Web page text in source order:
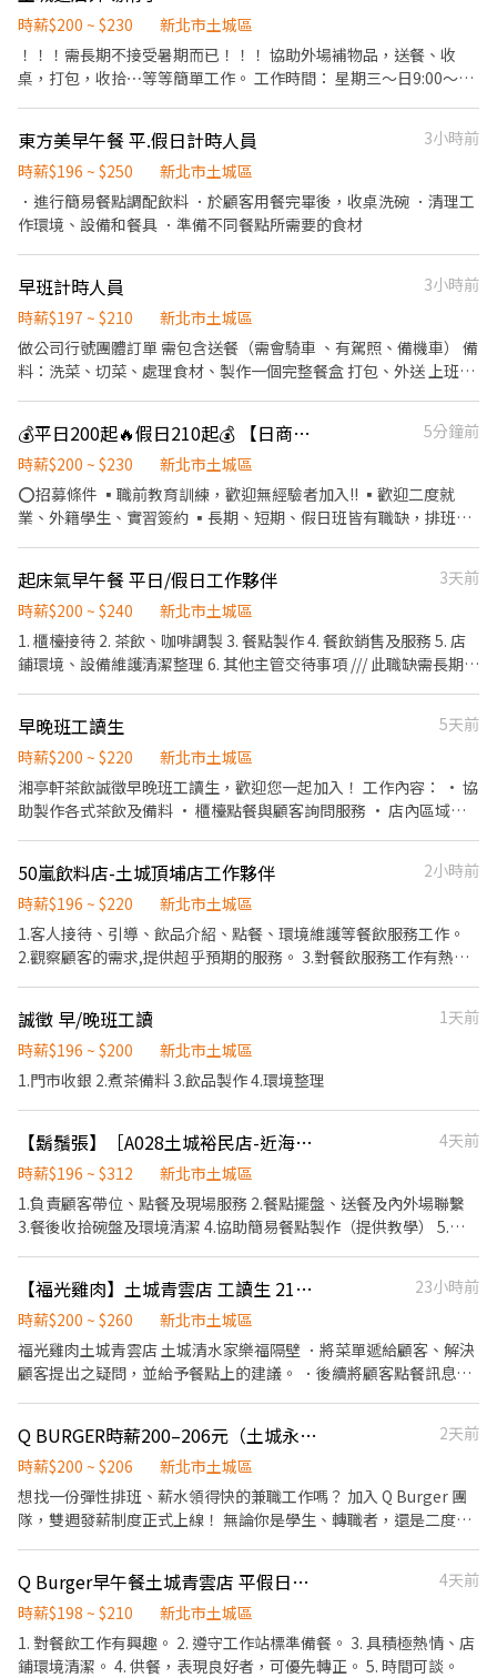
飪中之準備工作與其他餐廳相關事務。 ．負責洗、剝、削、切各種
食材。 ．負責清理工作環境、設備和餐具。 ．準備不同餐點所需要
的食材。 ．協助測量食材的容量與重量。 ．負責擺盤、打包外帶服
時薪$200 ~ $230
新北市土城區
！！！需長期不接受暑期而已！！！ 協助外場補物品，送餐、收
桌，打包，收拾⋯等等簡單工作。 工作時間： 星期三～日9:00～
東方美早午餐 平.假日計時人員
3小時前
時薪$196 ~ $250
新北市土城區
．進行簡易餐點調配飲料 ．於顧客用餐完畢後，收桌洗碗 ．清理工
作環境、設備和餐具 ．準備不同餐點所需要的食材
早班計時人員
3小時前
時薪$197 ~ $210
新北市土城區
做公司行號團體訂單 需包含送餐（需會騎車 、有駕照、備機車） 備
料：洗菜、切菜、處理食材、製作一個完整餐盒 打包、外送 上班時
💰平日200起🔥假日210起💰 【日商壽司郎】土城日月光店-兼職人員🌟歡迎二度就業、短期兼職、長期兼職🌟
5分鐘前
時薪$200 ~ $230
新北市土城區
⭕招募條件 ▪職前教育訓練，歡迎無經驗者加入!! ▪歡迎二度就
業、外籍學生、實習簽約 ▪長期、短期、假日班皆有職缺，排班彈
期活動競賽獎金 ▪一年4次考核及調薪 ▪加班費5分鐘為單位計算
⭕工作內容 ▪內場 商品進貨、準備、整理→料理製作→提供餐點→
餐具清洗→庫存盤點、出貨 等 ⭕企業魅力 ▪「以人為本」注重團
隊合作及交流，採納同仁的意見，提升參與感 ▪除學習到日本商業
禮儀、衛生知識及專業的烹飪技巧，還可接觸店鋪的經營管理，例
力及成果將有升遷加薪的機會 ▪享有完善的福利制度，加班費為5
分鐘為單位計算，重視員工的辛勤付出 ▪計畫拓展全台灣，讓更多
起床氣早午餐 平日/假日工作夥伴
3天前
時薪$200 ~ $240
新北市土城區
1. 櫃檯接待 2. 茶飲、咖啡調製 3. 餐點製作 4. 餐飲銷售及服務 5. 店
鋪環境、設備維護清潔整理 6. 其他主管交待事項 /// 此職缺需長期，
早晚班工讀生
5天前
時薪$200 ~ $220
新北市土城區
湘亭軒茶飲誠徵早晚班工讀生，歡迎您一起加入！ 工作內容： • 協
助製作各式茶飲及備料 • 櫃檯點餐與顧客詢問服務 • 店內區域的
合作氛圍 • 員工年終尾牙聚餐 • 不定時零嘴點心投餵 • 享勞健保
沒有經驗也能獲得訓練與指導，快來嘗試看看！
50嵐飲料店-土城頂埔店工作夥伴
2小時前
時薪$196 ~ $220
新北市土城區
1.客人接待、引導、飲品介紹、點餐、環境維護等餐飲服務工作。
2.觀察顧客的需求,提供超乎預期的服務。 3.對餐飲服務工作有熱
可)。 7.時段可談。 8.Google map 地圖有異，正確位子頂埔國小對
面。 工作地點:土城與萬華。
誠徵 早/晚班工讀
1天前
時薪$196 ~ $200
新北市土城區
1.門市收銀 2.煮茶備料 3.飲品製作 4.環境整理
【鬍鬚張】［A028土城裕民店-近海山捷運］餐飲(計時)服務人員
4天前
時薪$196 ~ $312
新北市土城區
1.負責顧客帶位、點餐及現場服務 2.餐點擺盤、送餐及內外場聯繫
3.餐後收拾碗盤及環境清潔 4.協助簡易餐點製作（提供教學） 5.結
配合門市排班（含假日） 【工作時間】（排班制） 09:00－14:00
11:00－14:00 17:00－21:00 18:00－21:00 21:00－23:00 21:00－
01:30 (實際排班依門市需求安排）
【福光雞肉】土城青雲店 工讀生 210/h起
23小時前
時薪$200 ~ $260
新北市土城區
福光雞肉土城青雲店 土城清水家樂福隔壁 ．將菜單遞給顧客、解決
顧客提出之疑問，並給予餐點上的建議。 ．後續將顧客點餐訊息通
工作環境、設備和餐具。 ．準備不同餐點所需要的食材。 ．協助測
量食材的容量與重量。 ．負責擺盤、打包外帶服務。 上班時段 請先
確認是否能夠配合 平日早班10:00-14:30 平日晚班 16:30-21:30 假日
班10:00-21:30(14:30-16:30為空班) 希望為長期工讀，寒/暑期工讀
Q BURGER時薪200–206元（土城永豐） x 雙週發薪快又讚
2天前
時薪$200 ~ $206
新北市土城區
想找一份彈性排班、薪水領得快的兼職工作嗎？ 加入 Q Burger 團
隊，雙週發薪制度正式上線！ 無論你是學生、轉職者，還是二度就
與顧客服務。 2、門市環境清潔與維護，協助設備保養，並落實食
品安全作業。 【打工首選QBurger】 ✔雙週發薪制：每兩週就領
薪，讓你財務更彈性 ✔彈性排班：可彈性安排班表 ✔工作地點近家
分發：全台破百門市，就近安排免煩惱 【我們正在找的你】 ✔ 工作
Q Burger早午餐土城青雲店 平假日計時人員
4天前
時薪$198 ~ $210
新北市土城區
1. 對餐飲工作有興趣。 2. 遵守工作站標準備餐。 3. 具積極熱情、店
鋪環境清潔。 4. 供餐，表現良好者，可優先轉正。 5. 時間可談。